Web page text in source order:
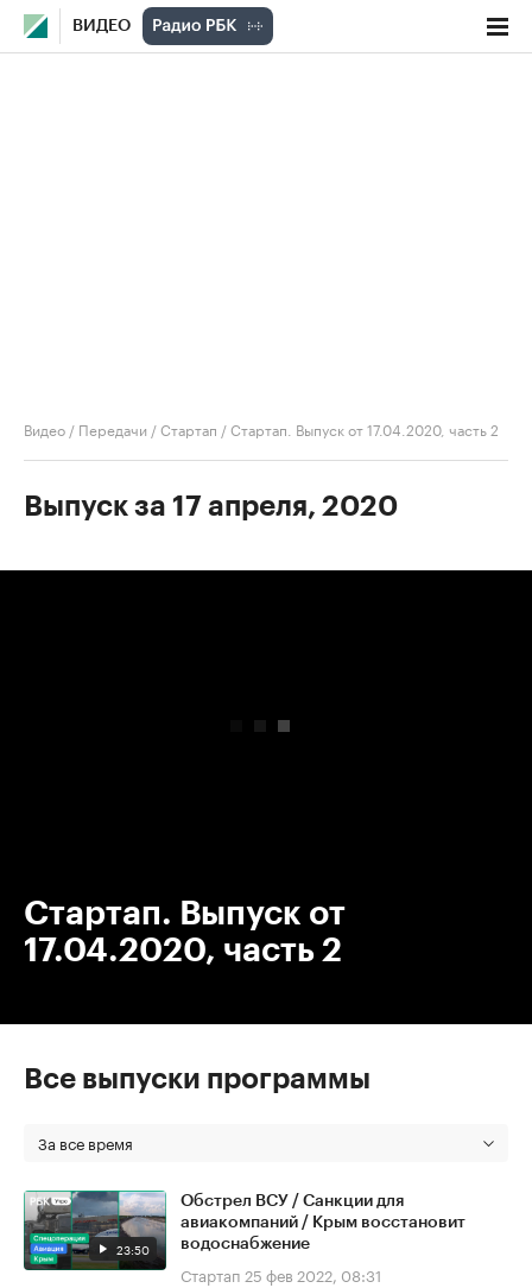
ВИДЕО
Видео / Передачи /Стартап /Стартап. Выпуск от 17.04.2020, часть 2
Выпуск за 17 апреля, 2020
Стартап. Выпуск от
17.04.2020, часть 2
Все выпуски программы
За все время
23:50
Обстрел ВСУ / Санкции для
авиакомпаний / Крым восстановит
водоснабжение
Стартап 25 фев 2022, 08:31